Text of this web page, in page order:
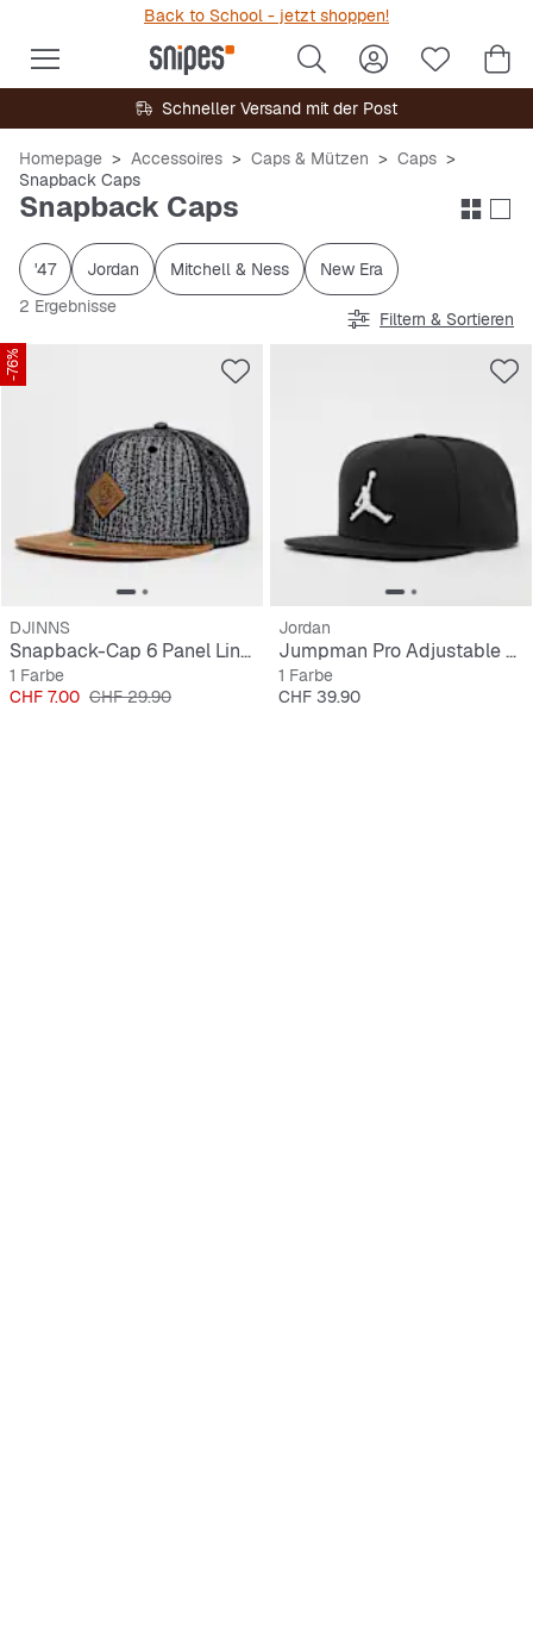
Back to School - jetzt shoppen!
Schneller Versand mit der Post
Homepage Accessoires Caps & Mützen
Caps
Snapback Caps
Snapback Caps
'47 Jordan Mitchell & Ness
New Era
2 Ergebnisse
Filtern & Sortieren
-76%
DJINNS
Snapback-Cap 6 Panel Linen
1 Farbe
Preis
CHF 7.00 Originalpreis
CHF 29.90
Jordan
Jumpman Pro Adjustable Cap
1 Farbe
Preis
CHF 39.90